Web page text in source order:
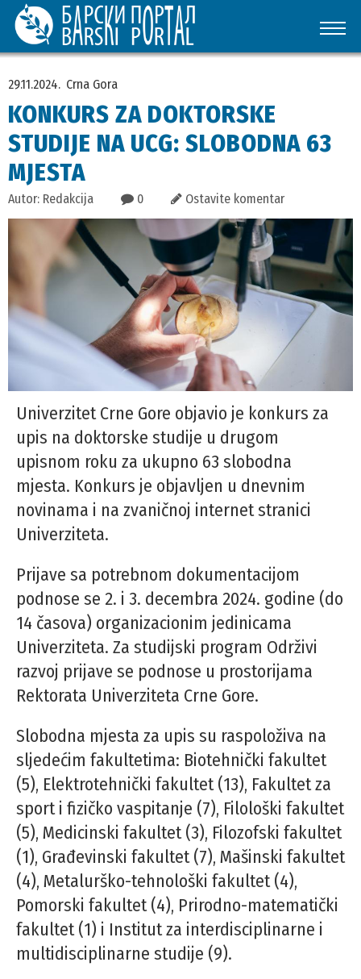
29.11.2024. Crna Gora
KONKURS ZA DOKTORSKE
STUDIJE NA UCG: SLOBODNA 63
MJESTA
Autor: Redakcija 0 Ostavite komentar
Univerzitet Crne Gore objavio je konkurs za
upis na doktorske studije u drugom
upisnom roku za ukupno 63 slobodna
mjesta. Konkurs je objavljen u dnevnim
novinama i na zvaničnoj internet stranici
Univerziteta.
Prijave sa potrebnom dokumentacijom
podnose se 2. i 3. decembra 2024. godine (do
14 časova) organizacionim jedinicama
Univerziteta. Za studijski program Održivi
razvoj prijave se podnose u prostorijama
Rektorata Univerziteta Crne Gore.
Slobodna mjesta za upis su raspoloživa na
sljedećim fakultetima: Biotehnički fakultet
(5), Elektrotehnički fakultet (13), Fakultet za
sport i fizičko vaspitanje (7), Filološki fakultet
(5), Medicinski fakultet (3), Filozofski fakultet
(1), Građevinski fakultet (7), Mašinski fakultet
(4), Metalurško-tehnološki fakultet (4),
Pomorski fakultet (4), Prirodno-matematički
fakultet (1) i Institut za interdisciplinarne i
multidisciplinarne studije (9).